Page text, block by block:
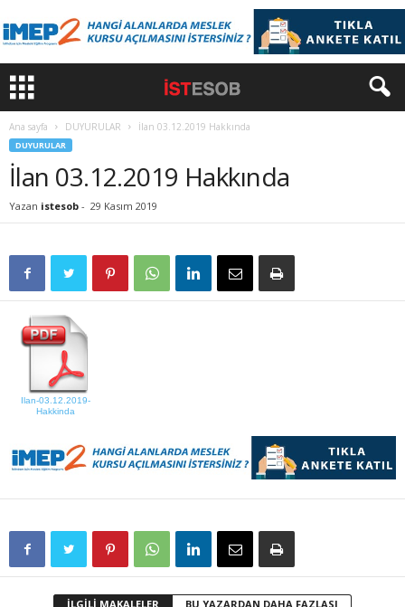
Ana sayfa DUYURULAR İlan 03.12.2019 Hakkında
DUYURULAR
İlan 03.12.2019 Hakkında
Yazan istesob - 29 Kasım 2019
Ilan-03.12.2019-
Hakkinda
İLGİLİ MAKALELER BU YAZARDAN DAHA FAZLASI